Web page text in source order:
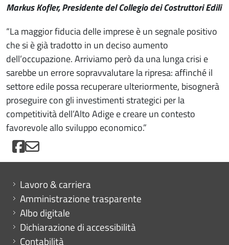
Markus Kofler, Presidente del Collegio dei Costruttori Edili
“La maggior fiducia delle imprese è un segnale positivo
che si è già tradotto in un deciso aumento
dell’occupazione. Arriviamo però da una lunga crisi e
sarebbe un errore sopravvalutare la ripresa: affinché il
settore edile possa recuperare ulteriormente, bisognerà
proseguire con gli investimenti strategici per la
competitività dell’Alto Adige e creare un contesto
favorevole allo sviluppo economico.”
Mini menu di servizio
Lavoro & carriera
Amministrazione trasparente
Albo digitale
Dichiarazione di accessibilità
Contabilità